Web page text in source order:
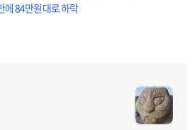
에 84만원대로 하락